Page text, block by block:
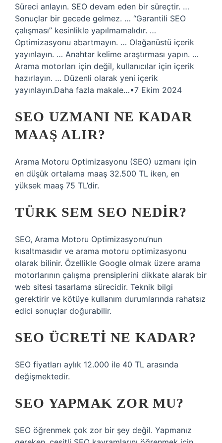
Süreci anlayın. SEO devam eden bir süreçtir. …
Sonuçlar bir gecede gelmez. … “Garantili SEO
çalışması” kesinlikle yapılmamalıdır. …
Optimizasyonu abartmayın. … Olağanüstü içerik
yayınlayın. … Anahtar kelime araştırması yapın. …
Arama motorları için değil, kullanıcılar için içerik
hazırlayın. … Düzenli olarak yeni içerik
yayınlayın.Daha fazla makale…•7 Ekim 2024
SEO UZMANI NE KADAR
MAAŞ ALIR?
Arama Motoru Optimizasyonu (SEO) uzmanı için
en düşük ortalama maaş 32.500 TL iken, en
yüksek maaş 75 TL’dir.
TÜRK SEM SEO NEDIR?
SEO, Arama Motoru Optimizasyonu’nun
kısaltmasıdır ve arama motoru optimizasyonu
olarak bilinir. Özellikle Google olmak üzere arama
motorlarının çalışma prensiplerini dikkate alarak bir
web sitesi tasarlama sürecidir. Teknik bilgi
gerektirir ve kötüye kullanım durumlarında rahatsız
edici sonuçlar doğurabilir.
SEO ÜCRETI NE KADAR?
SEO fiyatları aylık 12.000 ile 40 TL arasında
değişmektedir.
SEO YAPMAK ZOR MU?
SEO öğrenmek çok zor bir şey değil. Yapmanız